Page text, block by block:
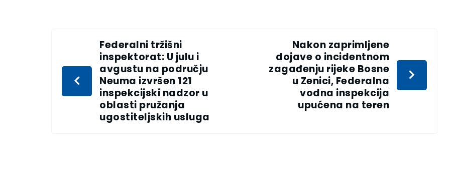
Federalni tržišni
inspektorat: U julu i
avgustu na području
Neuma izvršen 121
inspekcijski nadzor u
oblasti pružanja
ugostiteljskih usluga
Nakon zaprimljene
dojave o incidentnom
zagađenju rijeke Bosne
u Zenici, Federalna
vodna inspekcija
upućena na teren